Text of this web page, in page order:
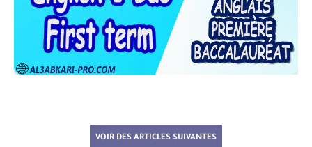
VOIR DES ARTICLES SUIVANTES